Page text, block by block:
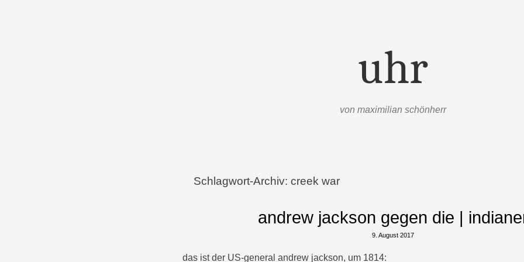
uhr
von maximilian schönherr
Schlagwort-Archiv:creek war
andrew jackson gegen die |
9. August 2017
das ist der US-general andrew jackson, um 1814: